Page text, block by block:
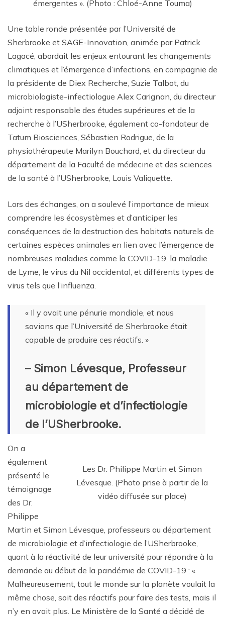
émergentes ». (Photo : Chloé-Anne Touma)
Une table ronde présentée par l’Université de
Sherbrooke et SAGE-Innovation, animée par Patrick
Lagacé, abordait les enjeux entourant les changements
climatiques et l’émergence d’infections, en compagnie de
la présidente de Diex Recherche, Suzie Talbot, du
microbiologiste-infectiologue Alex Carignan, du directeur
adjoint responsable des études supérieures et de la
recherche à l’USherbrooke, également co-fondateur de
Tatum Biosciences, Sébastien Rodrigue, de la
physiothérapeute Marilyn Bouchard, et du directeur du
département de la Faculté de médecine et des sciences
de la santé à l’USherbrooke, Louis Valiquette.
Lors des échanges, on a soulevé l’importance de mieux
comprendre les écosystèmes et d’anticiper les
conséquences de la destruction des habitats naturels de
certaines espèces animales en lien avec l’émergence de
nombreuses maladies comme la COVID-19, la maladie
de Lyme, le virus du Nil occidental, et différents types de
virus tels que l’influenza.
« Il y avait une pénurie mondiale, et nous
savions que l’Université de Sherbrooke était
capable de produire ces réactifs. »
– Simon Lévesque, Professeur
au département de
microbiologie et d’infectiologie
de l’USherbrooke.
Les Dr. Philippe Martin et Simon
Lévesque. (Photo prise à partir de la
vidéo diffusée sur place)
On a
également
présenté le
témoignage
des Dr.
Philippe
Martin et Simon Lévesque, professeurs au département
de microbiologie et d’infectiologie de l’USherbrooke,
quant à la réactivité de leur université pour répondre à la
demande au début de la pandémie de COVID-19 : «
Malheureusement, tout le monde sur la planète voulait la
même chose, soit des réactifs pour faire des tests, mais il
n’y en avait plus. Le Ministère de la Santé a décidé de